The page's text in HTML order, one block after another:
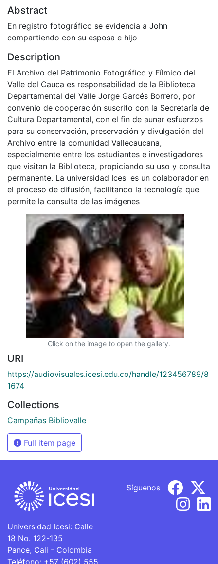
Abstract
En registro fotográfico se evidencia a John
compartiendo con su esposa e hijo
Description
El Archivo del Patrimonio Fotográfico y Fílmico del
Valle del Cauca es responsabilidad de la Biblioteca
Departamental del Valle Jorge Garcés Borrero, por
convenio de cooperación suscrito con la Secretaría de
Cultura Departamental, con el fin de aunar esfuerzos
para su conservación, preservación y divulgación del
Archivo entre la comunidad Vallecaucana,
especialmente entre los estudiantes e investigadores
que visitan la Biblioteca, propiciando su uso y consulta
permanente. La universidad Icesi es un colaborador en
el proceso de difusión, facilitando la tecnología que
permite la consulta de las imágenes
Click on the image to open the gallery.
URI
https://audiovisuales.icesi.edu.co/handle/123456789/8
1674
Collections
Campañas Bibliovalle
Full item page
Universidad Icesi: Calle
18 No. 122-135
Pance, Cali - Colombia
Teléfono: +57 (602) 555
Síguenos